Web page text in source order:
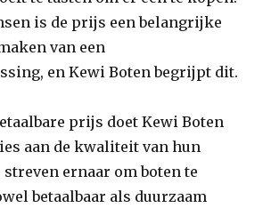
is de prijs een belangrijke
van een
en Kewi Boten begrijpt dit.
prijs doet Kewi Boten
aan de kwaliteit van hun
streven ernaar om boten te
betaalbaar als duurzaam